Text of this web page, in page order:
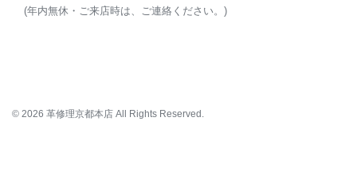
(年内無休・ご来店時は、ご連絡ください。)
© 2026 革修理京都本店 All Rights Reserved.